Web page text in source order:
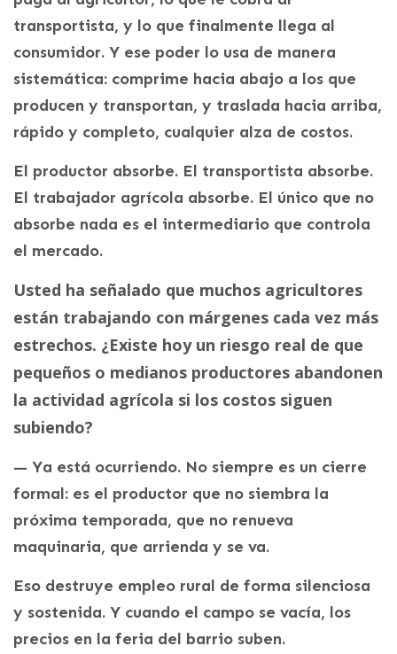
transportista, y lo que finalmente llega al
consumidor. Y ese poder lo usa de manera
sistemática: comprime hacia abajo a los que
producen y transportan, y traslada hacia arriba,
rápido y completo, cualquier alza de costos.
El productor absorbe. El transportista absorbe.
El trabajador agrícola absorbe. El único que no
absorbe nada es el intermediario que controla
el mercado.
Usted ha señalado que muchos agricultores
están trabajando con márgenes cada vez más
estrechos. ¿Existe hoy un riesgo real de que
pequeños o medianos productores abandonen
la actividad agrícola si los costos siguen
subiendo?
— Ya está ocurriendo. No siempre es un cierre
formal: es el productor que no siembra la
próxima temporada, que no renueva
maquinaria, que arrienda y se va.
Eso destruye empleo rural de forma silenciosa
y sostenida. Y cuando el campo se vacía, los
precios en la feria del barrio suben.